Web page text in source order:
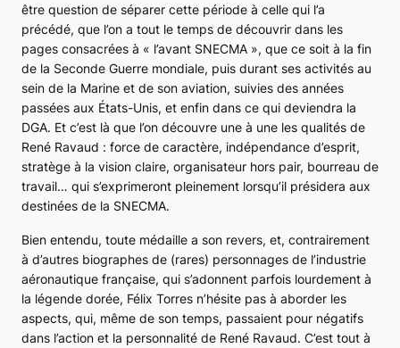
être question de séparer cette période à celle qui l’a
précédé, que l’on a tout le temps de découvrir dans les
pages consacrées à « l’avant SNECMA », que ce soit à la fin
de la Seconde Guerre mondiale, puis durant ses activités au
sein de la Marine et de son aviation, suivies des années
passées aux États-Unis, et enfin dans ce qui deviendra la
DGA. Et c’est là que l’on découvre une à une les qualités de
René Ravaud : force de caractère, indépendance d’esprit,
stratège à la vision claire, organisateur hors pair, bourreau de
travail… qui s’exprimeront pleinement lorsqu’il présidera aux
destinées de la SNECMA.
Bien entendu, toute médaille a son revers, et, contrairement
à d’autres biographes de (rares) personnages de l’industrie
aéronautique française, qui s’adonnent parfois lourdement à
la légende dorée, Félix Torres n’hésite pas à aborder les
aspects, qui, même de son temps, passaient pour négatifs
dans l’action et la personnalité de René Ravaud. C’est tout à